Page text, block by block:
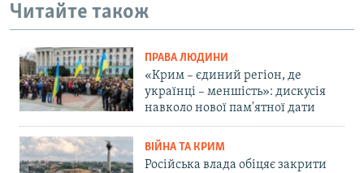
Читайте також
ПРАВА ЛЮДИНИ
«Крим – єдиний регіон, де
українці – меншість»: дискусія
навколо нової пам'ятної дати
ВІЙНА ТА КРИМ
Російська влада обіцяє закрити